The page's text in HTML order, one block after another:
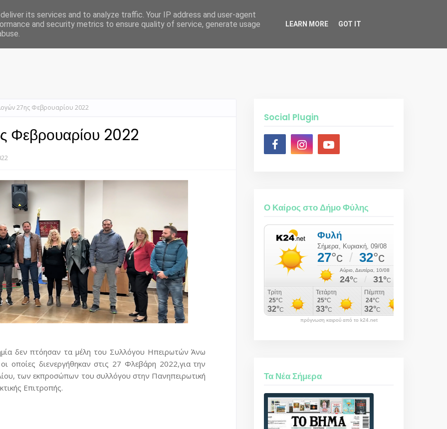
Δήμος Φύλης Προσεχείς Εκδηλώσεις Φωτογραφικά Άλμπουμ Εκδηλώσεων
27ης Φεβρουαρίου 2022
Φεβρουαρίου 2022
δεν πτόησαν τα μέλη του Συλλόγου Ηπειρωτών Άνω
οι οποίες διενεργήθηκαν στις 27 Φλεβάρη 2022,για την
των εκπροσώπων του συλλόγου στην Πανηπειρωτική
Επιτροπής.
Social Plugin
Ο Καίρος στο Δήμο Φύλης
πρόγνωση καιρού από το k24.net
Τα Νέα Σήμερα
its services and to analyze traffic. Your IP address and user-agent
and security metrics to ensure quality of service, generate usage
LEARN MORE GOT IT